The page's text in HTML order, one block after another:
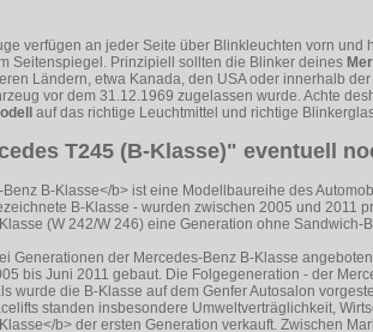
verfügen an jeder Seite über Blinkleuchten vorn
Seitenspiegel. Prinzipiell sollten die Blinker deines
Ländern, etwa Kanada, den USA oder innerhalb
vor dem 31.12.1969 zugelassen wurde. Achte
auf das richtige Leuchtmittel und richtige
T245 (B-Klasse)" eventuell
B-Klasse</b> ist eine Modellbaureihe des
B-Klasse - wurden zwischen 2005 und 2011
(W 242/W 246) eine Generation ohne Sandwich-
Generationen der Mercedes-Benz B-Klasse
bis Juni 2011 gebaut. Die Folgegeneration - der
wurde die B-Klasse auf dem Genfer Autosalon
standen insbesondere Umweltverträglichkeit,
b> der ersten Generation verkauft. Zwischen